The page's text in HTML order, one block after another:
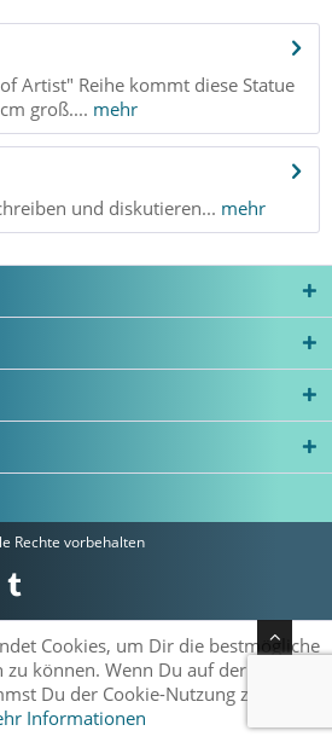
Artist" Reihe kommt diese Statue
groß.... mehr
und diskutieren... mehr
Rechte vorbehalten
Cookies, um Dir die bestmögliche
können. Wenn Du auf der Seite
Du der Cookie-Nutzung zu.
Informationen